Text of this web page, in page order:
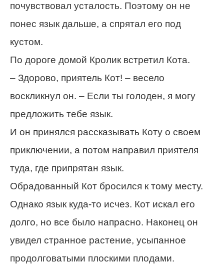
почувствовал усталость. Поэтому он не
понес язык дальше, а спрятал его под
кустом.
По дороге домой Кролик встретил Кота.
– Здорово, приятель Кот! – весело
воскликнул он. – Если ты голоден, я могу
предложить тебе язык.
И он принялся рассказывать Коту о своем
приключении, а потом направил приятеля
туда, где припрятан язык.
Обрадованный Кот бросился к тому месту.
Однако язык куда-то исчез. Кот искал его
долго, но все было напрасно. Наконец он
увидел странное растение, усыпанное
продолговатыми плоскими плодами.